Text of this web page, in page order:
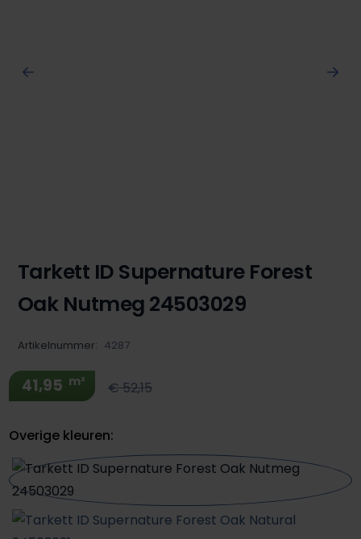
Tarkett ID Supernature Forest
Oak Nutmeg 24503029
Artikelnummer: 4287
41,95 m² € 52,15
Overige kleuren: